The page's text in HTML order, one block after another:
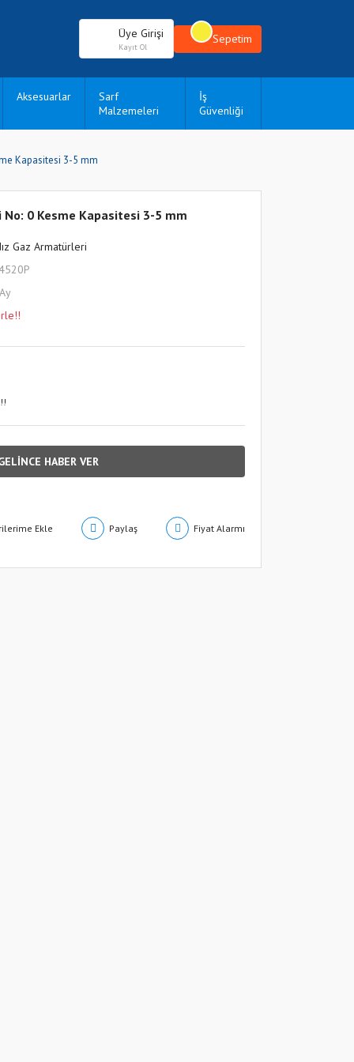
Üye Girişi
Kayıt Ol
Sepetim
Aksesuarlar
Sarf
Malzemeleri
İş
Güvenliği
Kapasitesi 3-5 mm
No: 0 Kesme Kapasitesi 3-5 mm
Gaz Armatürleri
HABER VER
Paylaş Fiyat Alarmı